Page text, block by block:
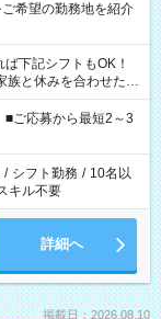
希望の勤務地を紹介
「できれば残業はし
ーク希望
と、もう1つのお仕事
は応募できません。
ご応募から最短2～3
/ シフト勤務 / 10名以
キル不要
詳細へ
掲載日：2026.08.10